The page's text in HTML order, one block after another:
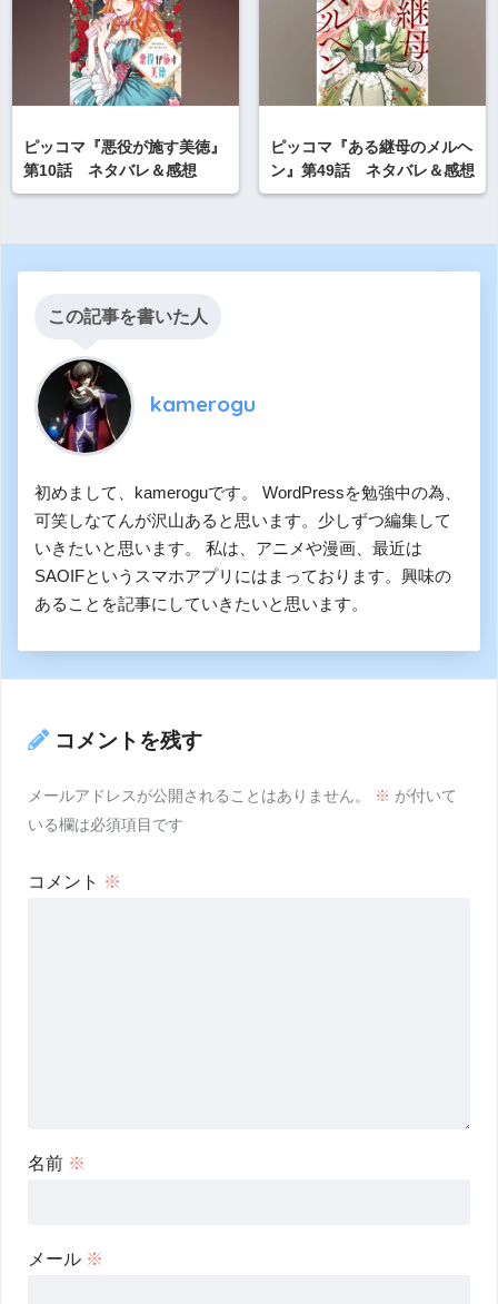
ピッコマ『悪役が施す美徳』
第10話 ネタバレ＆感想
ピッコマ『ある継母のメルヘ
ン』第49話 ネタバレ＆感想
この記事を書いた人
kamerogu
初めまして、kameroguです。 WordPressを勉強中の為、
可笑しなてんが沢山あると思います。少しずつ編集して
いきたいと思います。 私は、アニメや漫画、最近は
SAOIFというスマホアプリにはまっております。興味の
あることを記事にしていきたいと思います。
コメントを残す
メールアドレスが公開されることはありません。 ※ が付いて
いる欄は必須項目です
コメント ※
名前 ※
メール ※